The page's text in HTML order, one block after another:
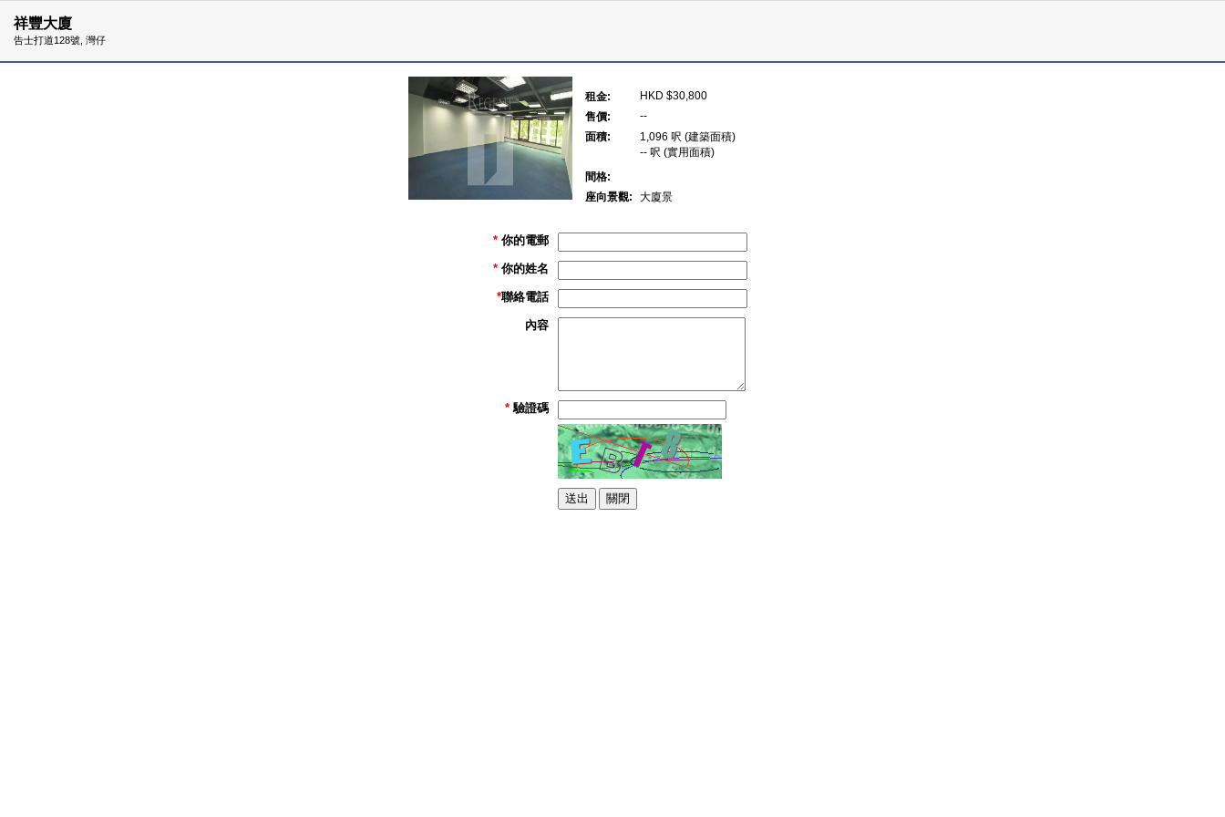
祥豐大廈
告士打道128號, 灣仔
租金:
HKD $30,800
售價:
--
面積:
1,096 呎 (建築面積)
-- 呎 (實用面積)
間格:
座向景觀:
大廈景
* 你的電郵
* 你的姓名
*聯絡電話
內容
* 驗證碼